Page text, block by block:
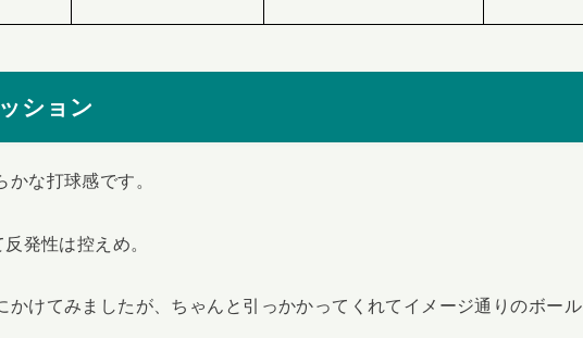
ション
な打球感です。
発性は控えめ。
かけてみましたが、ちゃんと引っかかってくれてイメージ通りのボール